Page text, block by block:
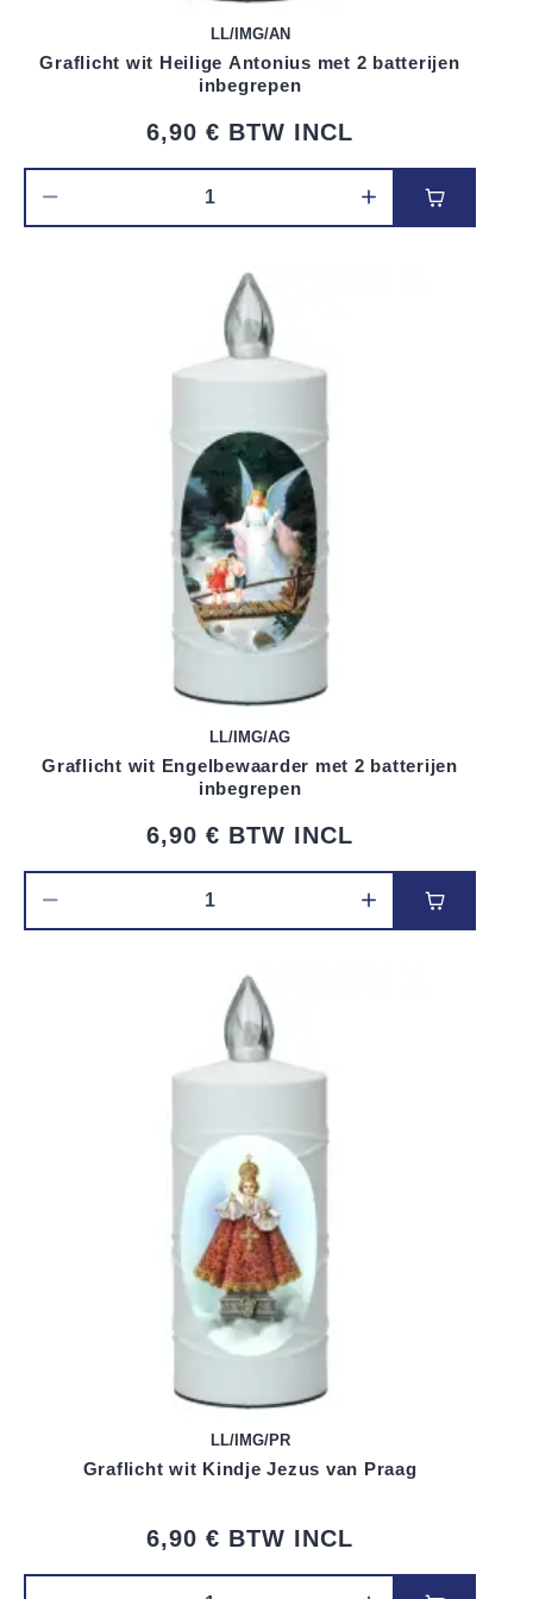
LL/IMG/AN
Graflicht wit Heilige Antonius met 2 batterijen
inbegrepen
6,90 € BTW INCL
Voeg toe
LL/IMG/AG
Graflicht wit Engelbewaarder met 2 batterijen
inbegrepen
6,90 € BTW INCL
Voeg toe
LL/IMG/PR
Graflicht wit Kindje Jezus van Praag
6,90 € BTW INCL